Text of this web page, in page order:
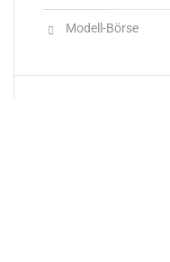
Modell-Börse